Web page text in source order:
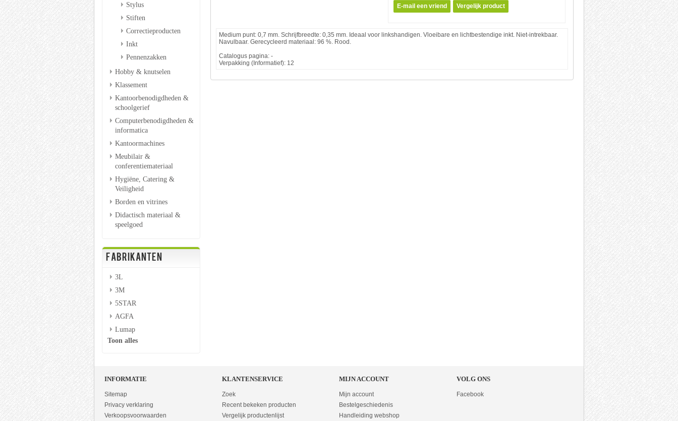
Stylus
Stiften
Correctieproducten
Inkt
Pennenzakken
Hobby & knutselen
Klassement
Kantoorbenodigdheden &
schoolgerief
Computerbenodigdheden &
informatica
Kantoormachines
Meubilair &
conferentiemateriaal
Hygiëne, Catering &
Veiligheid
Borden en vitrines
Didactisch materiaal &
speelgoed
FABRIKANTEN
3L
3M
5STAR
AGFA
Lumap
Toon alles
Medium punt: 0,7 mm. Schrijfbreedte: 0,35 mm. Ideaal voor linkshandigen. Vloeibare en lichtbestendige inkt. Niet-intrekbaar.
Navulbaar. Gerecycleerd materiaal: 96 %. Rood.
Catalogus pagina: -
Verpakking (Informatief): 12
INFORMATIE
Sitemap
Privacy verklaring
Verkoopsvoorwaarden
KLANTENSERVICE
Zoek
Recent bekeken producten
Vergelijk productenlijst
MIJN ACCOUNT
Mijn account
Bestelgeschiedenis
Handleiding webshop
VOLG ONS
Facebook